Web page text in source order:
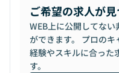
ご希望の求人が
WEB上に公開してな
ができます。 プロの
経験やスキルに合った
す。